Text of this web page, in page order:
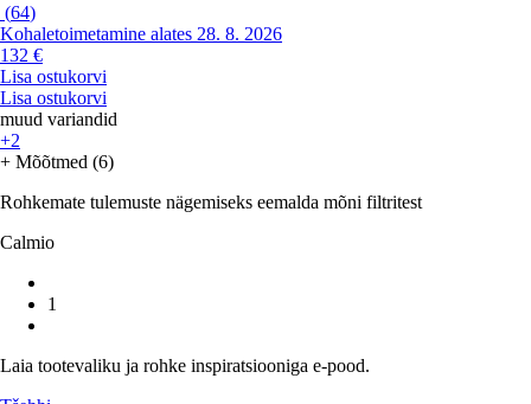
(64)
Kohaletoimetamine alates 28. 8. 2026
132 €
Lisa ostukorvi
Lisa ostukorvi
muud variandid
+2
+ Mõõtmed (6)
Rohkemate tulemuste nägemiseks eemalda mõni filtritest
Calmio
1
Laia tootevaliku ja rohke inspiratsiooniga e-pood.